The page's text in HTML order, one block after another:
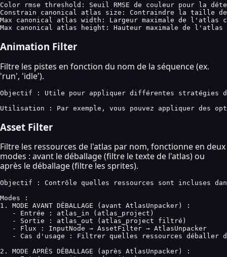
Color rmse threshold: Seuil RMSE de couleur pour la
Constrain canonical atlas size: Contraindre la taille
Max canonical atlas width: Largeur maximale de l'atlas
Max canonical atlas height: Hauteur maximale de l'atlas
Animation Filter
Filtre les pistes en fonction du nom de la séquence (ex.
'run', 'idle').
Objectif : Utile pour appliquer différentes stratégies
Utilisation : Par exemple, vous pouvez appliquer des
Asset Filter
Filtre les ressources de l'atlas par nom, fonctionne en deux
modes : avant le déballage (filtre le texte de l'atlas) ou
après le déballage (filtre les sprites).
Objectif : Contrôle quelles ressources sont incluses
Modes :
1. MODE AVANT DÉBALLAGE (avant AtlasUnpacker) :
   - Entrée : atlas_in (atlas_project)
   - Sortie : atlas_out (atlas_project filtré)
   - Flux : InputNode → AssetFilter → AtlasUnpacker
- Cas d'usage : Filtrer quelles ressources déballer
2. MODE APRÈS DÉBALLAGE (après AtlasUnpacker) :